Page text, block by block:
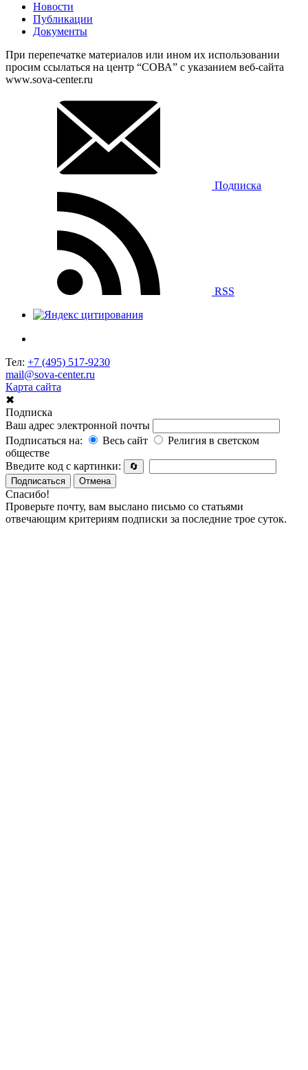
Новости
Публикации
Документы
При перепечатке материалов или ином их использовании
просим ссылаться на центр “СОВА” с указанием веб-сайта
www.sova-center.ru
Подписка
RSS
Тел: +7 (495) 517-9230
mail@sova-center.ru
Карта сайта
✖
Подписка
Ваш адрес электронной почты
Подписаться на:
Весь сайт
Религия в светском
обществе
Введите код с картинки:
🔄
Подписаться
Отмена
Спасибо!
Проверьте почту, вам выслано письмо со статьями
отвечающим критериям подписки за последние трое суток.